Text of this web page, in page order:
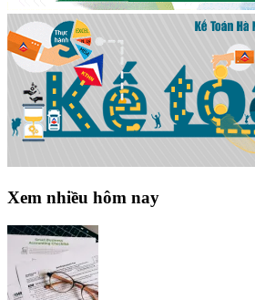
Xem nhiều hôm nay